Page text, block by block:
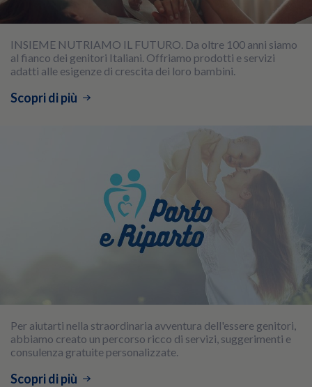
INSIEME NUTRIAMO IL FUTURO. Da oltre 100 anni siamo
al fianco dei genitori Italiani. Offriamo prodotti e servizi
adatti alle esigenze di crescita dei loro bambini.
Scopri di più
Per aiutarti nella straordinaria avventura dell'essere genitori,
abbiamo creato un percorso ricco di servizi, suggerimenti e
consulenza gratuite personalizzate.
Scopri di più